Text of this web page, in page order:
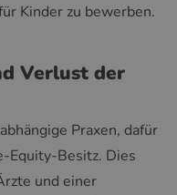
Kinder zu bewerben.
Verlust der
Praxen, dafür
Equity-Besitz. Dies
und einer